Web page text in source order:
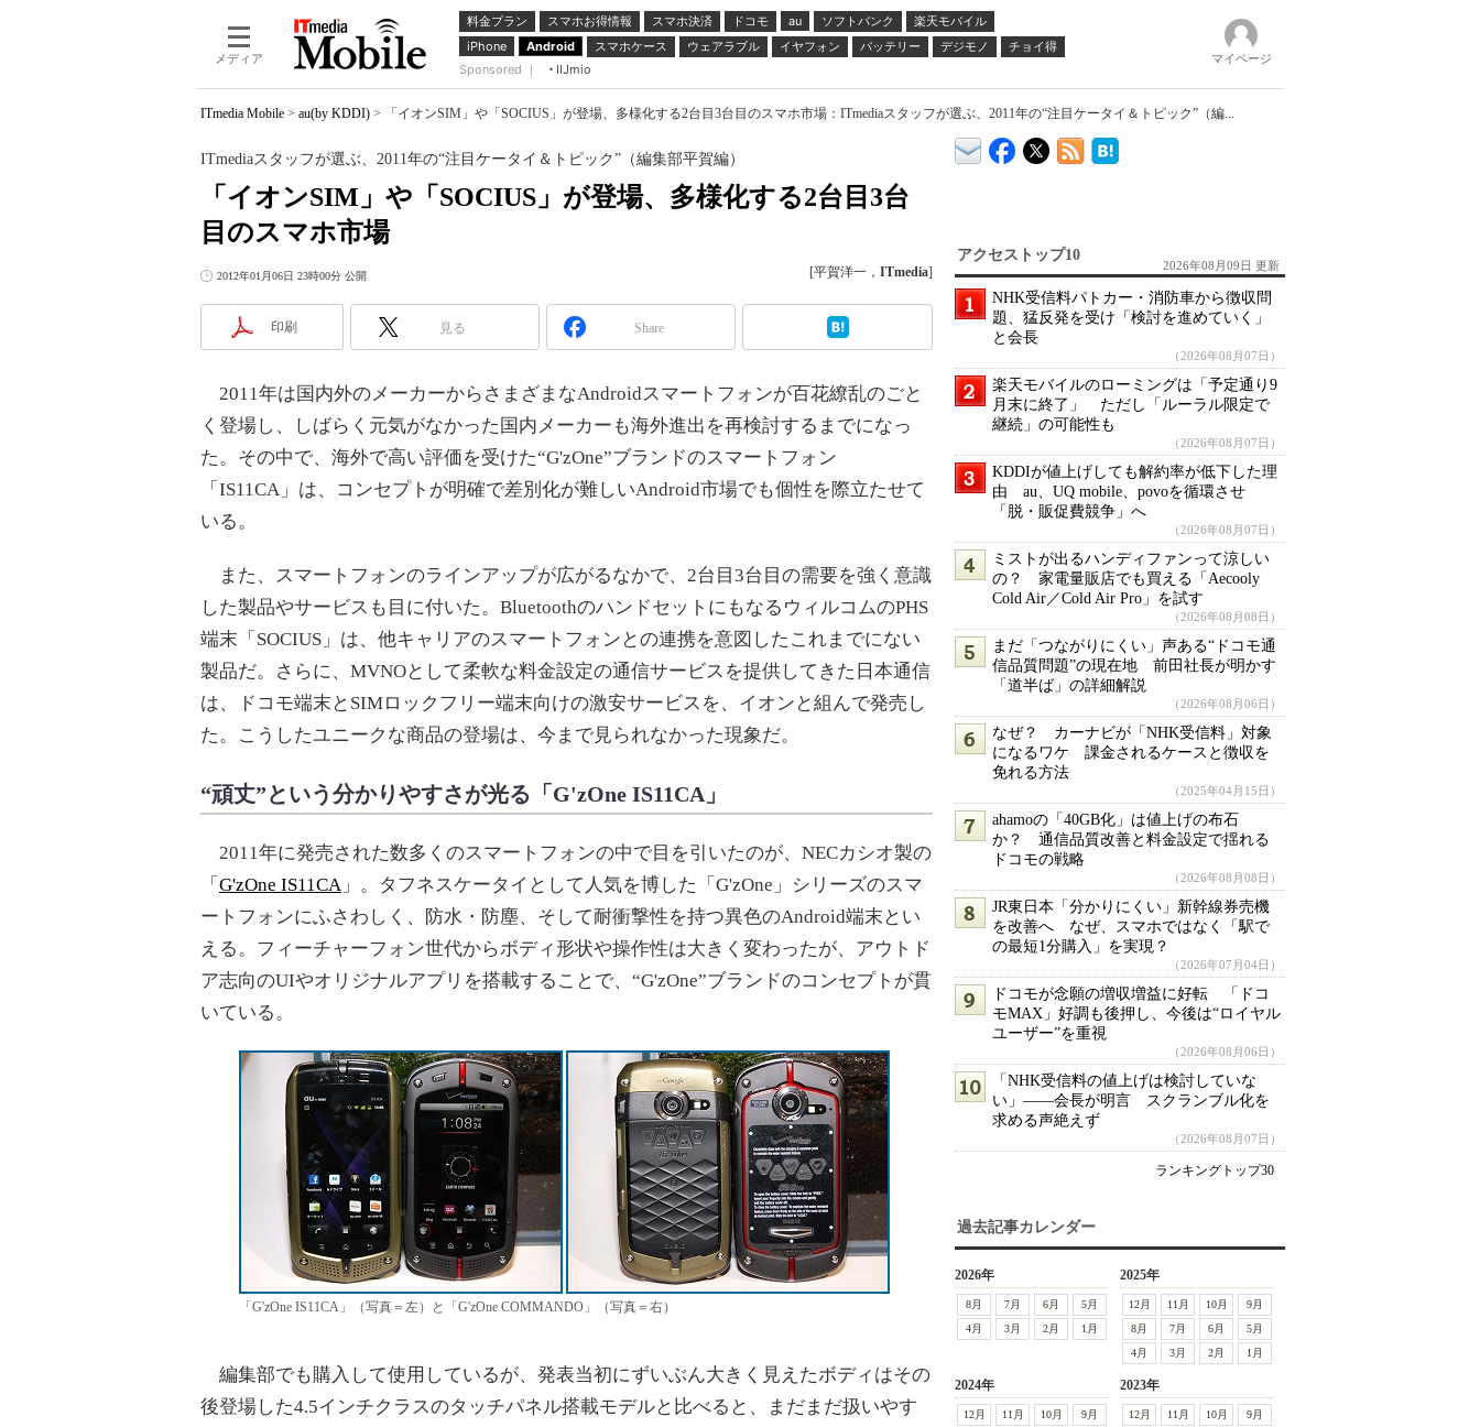
メディア
料金プラン スマホお得情報 スマホ決済 ドコモ au ソフトバンク
楽天モバイル
iPhone
Android スマホケース ウェアラブル イヤフォン バッテリー デジモノ
チョイ得
Sponsored ｜
IIJmio
マイページ
ITmedia Mobile > au(by KDDI) > 「イオンSIM」や「SOCIUS」が登場、多様化する2台目3台目のスマホ市場：ITmediaスタッフが選ぶ、2011年の“注目ケータイ＆トピック”（編...
「イオンSIM」や「SOCIUS」が登場、多様化する2台目3台
目のスマホ市場
ITmediaスタッフが選ぶ、2011年の“注目ケータイ＆トピック”（編集部平賀編）
2012年01月06日 23時00分 公開 [平賀洋一， ITmedia]
印刷 見る Share
2011年は国内外のメーカーからさまざまなAndroidスマートフォンが百花繚乱のごと
く登場し、しばらく元気がなかった国内メーカーも海外進出を再検討するまでになっ
た。その中で、海外で高い評価を受けた“G'zOne”ブランドのスマートフォン
「IS11CA」は、コンセプトが明確で差別化が難しいAndroid市場でも個性を際立たせて
いる。
また、スマートフォンのラインアップが広がるなかで、2台目3台目の需要を強く意識
した製品やサービスも目に付いた。BluetoothのハンドセットにもなるウィルコムのPHS
端末「SOCIUS」は、他キャリアのスマートフォンとの連携を意図したこれまでにない
製品だ。さらに、MVNOとして柔軟な料金設定の通信サービスを提供してきた日本通信
は、ドコモ端末とSIMロックフリー端末向けの激安サービスを、イオンと組んで発売し
た。こうしたユニークな商品の登場は、今まで見られなかった現象だ。
“頑丈”という分かりやすさが光る「G'zOne IS11CA」
2011年に発売された数多くのスマートフォンの中で目を引いたのが、NECカシオ製の
「 G'zOne IS11CA 」。タフネスケータイとして人気を博した「G'zOne」シリーズのスマ
ートフォンにふさわしく、防水・防塵、そして耐衝撃性を持つ異色のAndroid端末とい
える。フィーチャーフォン世代からボディ形状や操作性は大きく変わったが、アウトド
ア志向のUIやオリジナルアプリを搭載することで、“G'zOne”ブランドのコンセプトが貫
いている。
「G'zOne IS11CA」（写真＝左）と「G'zOne COMMANDO」（写真＝右）
編集部でも購入して使用しているが、発表当初にずいぶん大きく見えたボディはその
後登場した4.5インチクラスのタッチパネル搭載モデルと比べると、まだまだ扱いやす
アクセストップ10
2026年08月09日 更新
NHK受信料パトカー・消防車から徴収問
題、猛反発を受け「検討を進めていく」
と会長
（2026年08月07日）
楽天モバイルのローミングは「予定通り9
月末に終了」 ただし「ルーラル限定で
継続」の可能性も
（2026年08月07日）
KDDIが値上げしても解約率が低下した理
由 au、UQ mobile、povoを循環させ
「脱・販促費競争」へ
（2026年08月07日）
ミストが出るハンディファンって涼しい
の？ 家電量販店でも買える「Aecooly
Cold Air／Cold Air Pro」を試す
（2026年08月08日）
まだ「つながりにくい」声ある“ドコモ通
信品質問題”の現在地 前田社長が明かす
「道半ば」の詳細解説
（2026年08月06日）
なぜ？ カーナビが「NHK受信料」対象
になるワケ 課金されるケースと徴収を
免れる方法
（2025年04月15日）
ahamoの「40GB化」は値上げの布石
か？ 通信品質改善と料金設定で揺れる
ドコモの戦略
（2026年08月08日）
JR東日本「分かりにくい」新幹線券売機
を改善へ なぜ、スマホではなく「駅で
の最短1分購入」を実現？
（2026年07月04日）
ドコモが念願の増収増益に好転 「ドコ
モMAX」好調も後押し、今後は“ロイヤル
ユーザー”を重視
（2026年08月06日）
「NHK受信料の値上げは検討していな
い」――会長が明言 スクランブル化を
求める声絶えず
（2026年08月07日）
ランキングトップ30
過去記事カレンダー
2026年
8月 7月 6月
5月
4月
3月 2月 1月
2025年
12月 11月 10月
9月
8月
7月 6月
5月
4月
3月 2月 1月
2024年
12月 11月 10月
9月
2023年
12月 11月 10月
9月